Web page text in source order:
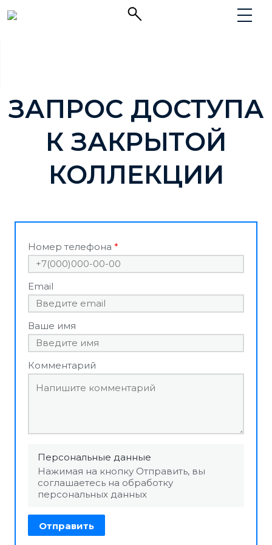
ЗАПРОС ДОСТУПА
К ЗАКРЫТОЙ
КОЛЛЕКЦИИ
Номер телефона
Email
Ваше имя
Комментарий
Персональные данные
Нажимая на кнопку Отправить, вы
соглашаетесь на обработку
персональных данных
Отправить